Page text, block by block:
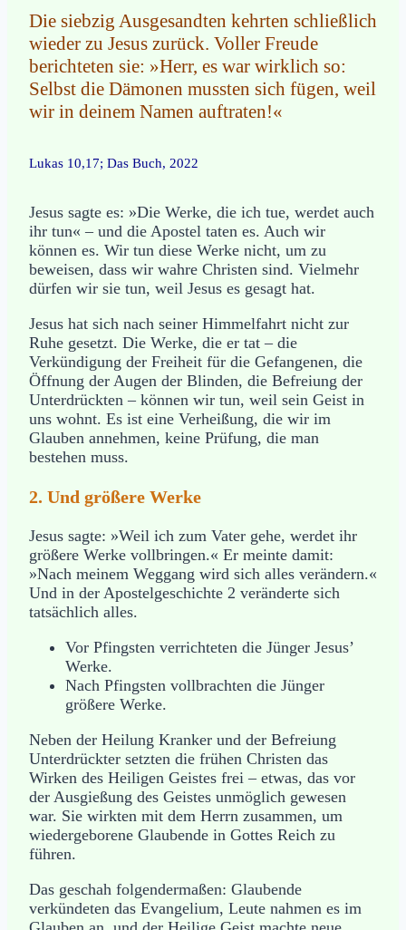
Die siebzig Ausgesandten kehrten schließlich
wieder zu Jesus zurück. Voller Freude
berichteten sie: »Herr, es war wirklich so:
Selbst die Dämonen mussten sich fügen, weil
wir in deinem Namen auftraten!«
Lukas 10,17; Das Buch, 2022
Jesus sagte es: »Die Werke, die ich tue, werdet auch
ihr tun« – und die Apostel taten es. Auch wir
können es. Wir tun diese Werke nicht, um zu
beweisen, dass wir wahre Christen sind. Vielmehr
dürfen wir sie tun, weil Jesus es gesagt hat.
Jesus hat sich nach seiner Himmelfahrt nicht zur
Ruhe gesetzt. Die Werke, die er tat – die
Verkündigung der Freiheit für die Gefangenen, die
Öffnung der Augen der Blinden, die Befreiung der
Unterdrückten – können wir tun, weil sein Geist in
uns wohnt. Es ist eine Verheißung, die wir im
Glauben annehmen, keine Prüfung, die man
bestehen muss.
2. Und größere Werke
Jesus sagte: »Weil ich zum Vater gehe, werdet ihr
größere Werke vollbringen.« Er meinte damit:
»Nach meinem Weggang wird sich alles verändern.«
Und in der Apostelgeschichte 2 veränderte sich
tatsächlich alles.
Vor Pfingsten verrichteten die Jünger Jesus’
Werke.
Nach Pfingsten vollbrachten die Jünger
größere Werke.
Neben der Heilung Kranker und der Befreiung
Unterdrückter setzten die frühen Christen das
Wirken des Heiligen Geistes frei – etwas, das vor
der Ausgießung des Geistes unmöglich gewesen
war. Sie wirkten mit dem Herrn zusammen, um
wiedergeborene Glaubende in Gottes Reich zu
führen.
Das geschah folgendermaßen: Glaubende
verkündeten das Evangelium, Leute nahmen es im